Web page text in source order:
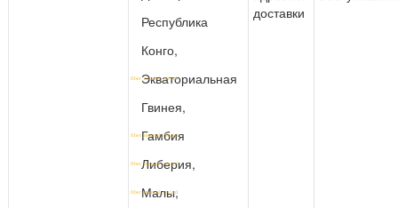
Республика
Конго,
Экваториальная
Гвинея,
Гамбия
Либерия,
Малы,
доставки